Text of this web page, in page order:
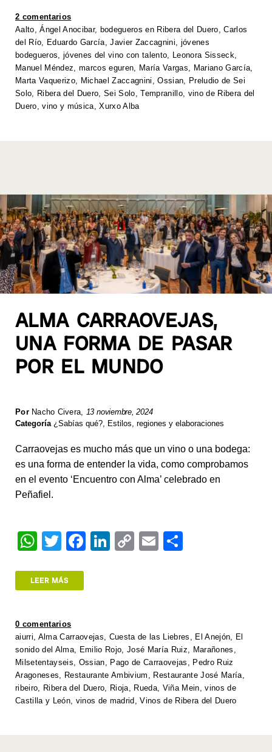
A
p
p
o
o
k
n
n
k
2 comentarios
Aalto,Ángel Anocibar, bodegueros en Ribera del Duero,Carlos
del Río, Eduardo García,Javier Zaccagnini, jóvenes
bodegueros, jóvenes del vino con talento, Leonora Sisseck,
Manuel Méndez, marcos eguren, María Vargas, Mariano García,
Marta Vaquerizo, Michael Zaccagnini ,Ossian, Preludio de Sei
Solo, Ribera del Duero, Sei Solo,Tempranillo, vino de Ribera del
Duero,vino y música,Xurxo Alba
ALMA CARRAOVEJAS,
UNA FORMA DE PASAR
POR EL MUNDO
Por Nacho Civera 13 noviembre, 2024
Categoría ¿Sabías qué?, Estilos, regiones y elaboraciones
Carraovejas es mucho más que un vino o una bodega:
es una forma de entender la vida, como comprobamos
en el evento ‘Encuentro con Alma’ celebrado en
Peñafiel.
W
at
A
p
p
T
tt
F
o
o
k
Li
n
C
n
k
E
LEER MÁS
0 comentarios
aiurri, Alma Carraovejas, Cuesta de las Liebres , El Anejón, El
sonido del Alma, Emilio Rojo, José María Ruiz, Marañones ,
Milsetentayseis, Ossian, Pago de Carraovejas , Pedro Ruiz
Aragoneses, Restaurante Ambivium , Restaurante José María,
ribeiro, Ribera del Duero, Rioja, Rueda, Viña Mein,vinos de
Castilla y León, vinos de madrid ,Vinos de Ribera del Duero